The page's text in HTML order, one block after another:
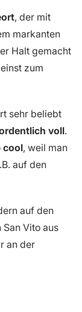
, der mit
markanten
Halt gemacht
zum
sehr beliebt
voll.
cool, weil man
auf den
auf den
Vito aus
an der